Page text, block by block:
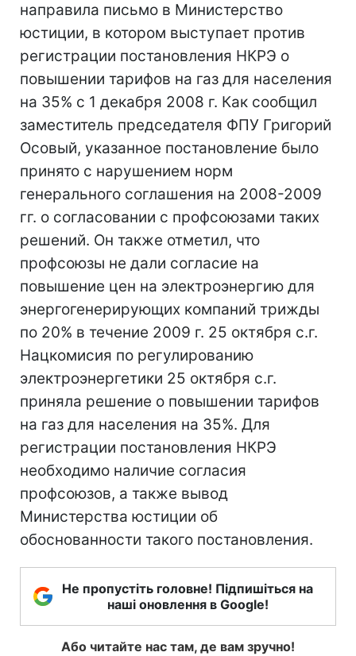
направила письмо в Министерство
юстиции, в котором выступает против
регистрации постановления НКРЭ о
повышении тарифов на газ для населения
на 35% с 1 декабря 2008 г. Как сообщил
заместитель председателя ФПУ Григорий
Осовый, указанное постановление было
принято с нарушением норм
генерального соглашения на 2008-2009
гг. о согласовании с профсоюзами таких
решений. Он также отметил, что
профсоюзы не дали согласие на
повышение цен на электроэнергию для
энергогенерирующих компаний трижды
по 20% в течение 2009 г. 25 октября с.г.
Нацкомисия по регулированию
электроэнергетики 25 октября с.г.
приняла решение о повышении тарифов
на газ для населения на 35%. Для
регистрации постановления НКРЭ
необходимо наличие согласия
профсоюзов, а также вывод
Министерства юстиции об
обоснованности такого постановления.
Не пропустіть головне! Підпишіться на
наші оновлення в Google!
Або читайте нас там, де вам зручно!